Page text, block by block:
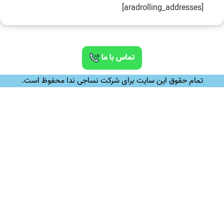
[aradrolling_addresses]
تماس با ما
تمام حقوق این سایت برای شرکت نساجی ندا محفوظ است.